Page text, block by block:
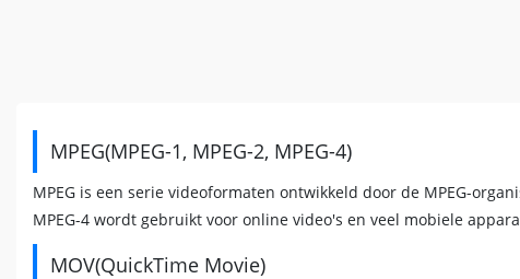
MPEG(MPEG-1, MPEG-2, MPEG-4)
MPEG is een serie videoformaten ontwikkeld door de MPEG-
MPEG-4 wordt gebruikt voor online video's en veel mobiele
MOV(QuickTime Movie)